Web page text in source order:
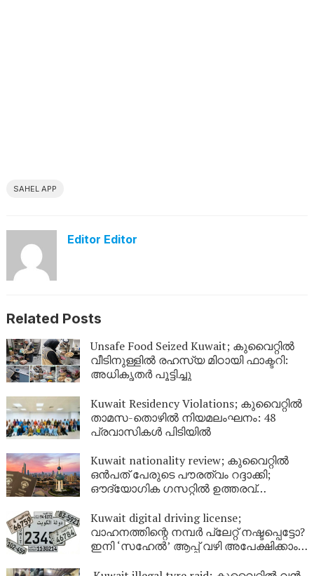
SAHEL APP
Editor Editor
Related Posts
Unsafe Food Seized Kuwait; കുവൈറ്റിൽ
വീടിനുള്ളിൽ രഹസ്യ മിഠായി ഫാക്ടറി:
അധികൃതർ പൂട്ടിച്ചു
Kuwait Residency Violations; കുവൈറ്റിൽ
താമസ-തൊഴിൽ നിയമലംഘനം: 48
പ്രവാസികൾ പിടിയിൽ
Kuwait nationality review; കുവൈറ്റിൽ
ഒൻപത് പേരുടെ പൗരത്വം റദ്ദാക്കി;
ഔദ്യോഗിക ഗസറ്റിൽ ഉത്തരവ്
Kuwait digital driving license;
വാഹനത്തിന്റെ നമ്പര്‍ പ്ലേറ്റ് നഷ്ടപ്പെട്ടോ?
ഇനി ‘സഹേൽ’ ആപ്പ് വഴി അപേക്ഷിക്കാം;